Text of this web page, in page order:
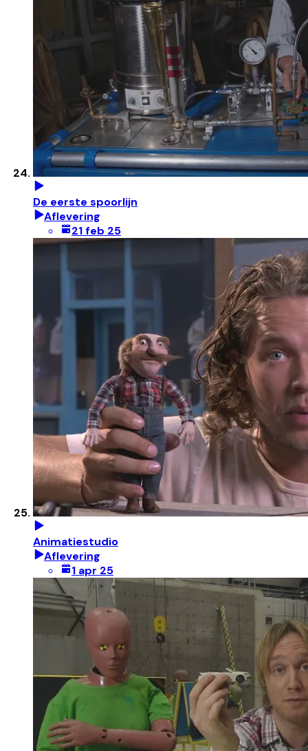
De eerste spoorlijn
Aflevering
21 feb 25
Animatiestudio
Aflevering
1 apr 25